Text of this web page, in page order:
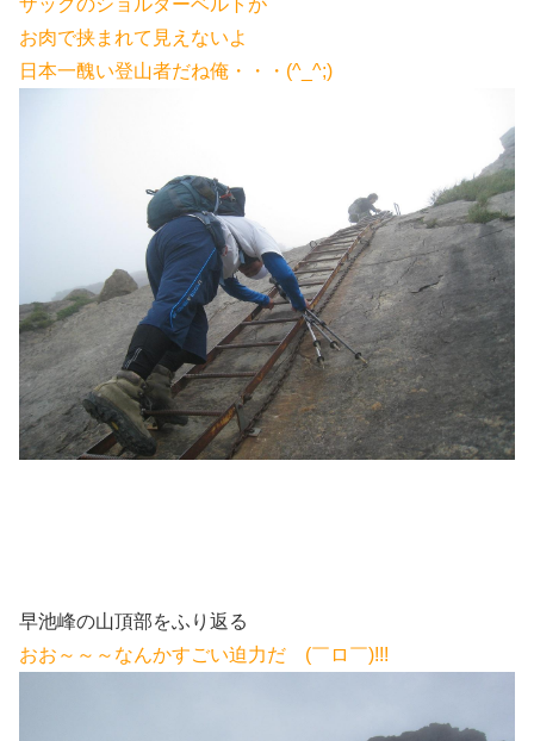
お肉で挟まれて見えないよ
日本一醜い登山者だね俺・・・(^_^;)
早池峰の山頂部をふり返る
おお～～～なんかすごい迫力だ (￣ロ￣)!!!